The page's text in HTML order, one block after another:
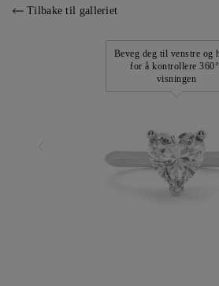
Tilbake til galleriet
Beveg deg til venstre og
for å kontrollere
visningen